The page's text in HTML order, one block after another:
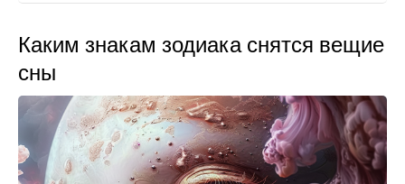
Каким знакам зодиака снятся вещие
сны